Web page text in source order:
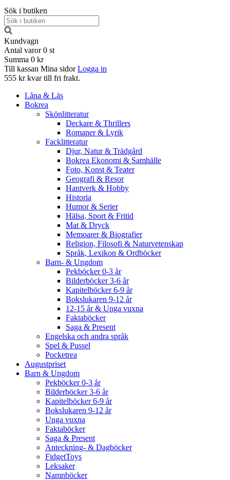
Sök i butiken
Kundvagn
Antal varor 0 st
Summa 0 kr
Till kassan Mina sidor Logga in
555 kr kvar till fri frakt.
Låna & Läs
Bokrea
Skönlitteratur
Deckare & Thrillers
Romaner & Lyrik
Facklitteratur
Djur, Natur & Trädgård
Bokrea Ekonomi & Samhälle
Foto, Konst & Teater
Geografi & Resor
Hantverk & Hobby
Historia
Humor & Serier
Hälsa, Sport & Fritid
Mat & Dryck
Memoarer & Biografier
Religion, Filosofi & Naturvetenskap
Språk, Lexikon & Ordböcker
Barn- & Ungdom
Pekböcker 0-3 år
Bilderböcker 3-6 år
Kapitelböcker 6-9 år
Bokslukaren 9-12 år
12-15 år & Unga vuxna
Faktaböcker
Saga & Present
Engelska och andra språk
Spel & Pussel
Pocketrea
Augustpriset
Barn & Ungdom
Pekböcker 0-3 år
Bilderböcker 3-6 år
Kapitelböcker 6-9 år
Bokslukaren 9-12 år
Unga vuxna
Faktaböcker
Saga & Present
Anteckning- & Dagböcker
FidgetToys
Leksaker
Namnböcker